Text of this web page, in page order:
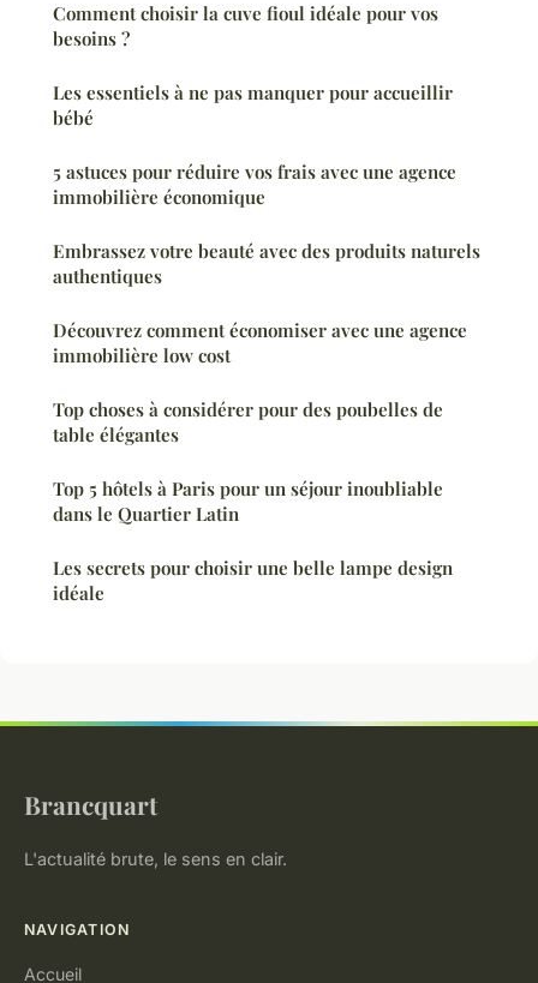
Comment choisir la cuve fioul idéale pour vos
besoins ?
Les essentiels à ne pas manquer pour accueillir
bébé
5 astuces pour réduire vos frais avec une agence
immobilière économique
Embrassez votre beauté avec des produits naturels
authentiques
Découvrez comment économiser avec une agence
immobilière low cost
Top choses à considérer pour des poubelles de
table élégantes
Top 5 hôtels à Paris pour un séjour inoubliable
dans le Quartier Latin
Les secrets pour choisir une belle lampe design
idéale
Brancquart
L'actualité brute, le sens en clair.
NAVIGATION
Accueil